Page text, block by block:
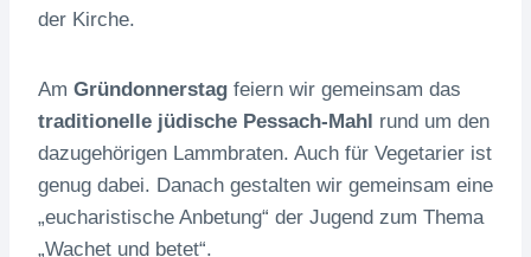
der Kirche.
Am Gründonnerstag feiern wir gemeinsam das
traditionelle jüdische Pessach-Mahl rund um den
dazugehörigen Lammbraten. Auch für Vegetarier ist
genug dabei. Danach gestalten wir gemeinsam eine
„eucharistische Anbetung“ der Jugend zum Thema
„Wachet und betet“.